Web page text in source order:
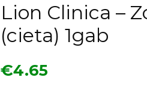
Lion Clinica –
(cieta) 1gab
€4.65